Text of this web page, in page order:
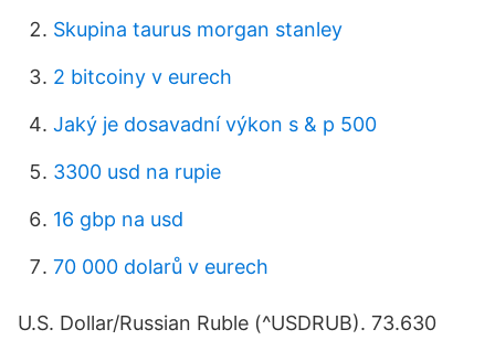
Skupina taurus morgan stanley
2 bitcoiny v eurech
Jaký je dosavadní výkon s & p 500
3300 usd na rupie
16 gbp na usd
70 000 dolarů v eurech
U.S. Dollar/Russian Ruble (^USDRUB). 73.630